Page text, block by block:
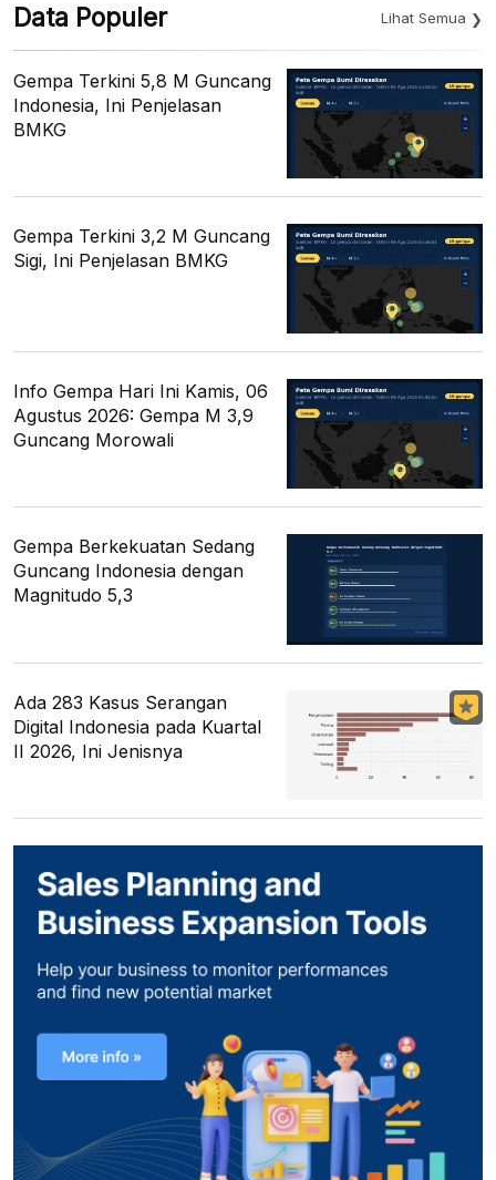
Data Populer Lihat Semua
Gempa Terkini 5,8 M Guncang
Indonesia, Ini Penjelasan
BMKG
Gempa Terkini 3,2 M Guncang
Sigi, Ini Penjelasan BMKG
Info Gempa Hari Ini Kamis, 06
Agustus 2026: Gempa M 3,9
Guncang Morowali
Gempa Berkekuatan Sedang
Guncang Indonesia dengan
Magnitudo 5,3
Ada 283 Kasus Serangan
Digital Indonesia pada Kuartal
II 2026, Ini Jenisnya